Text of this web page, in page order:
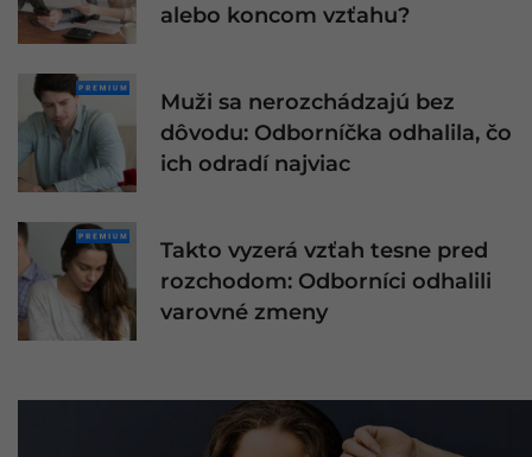
alebo koncom vzťahu?
Muži sa nerozchádzajú bez
dôvodu: Odborníčka odhalila, čo
ich odradí najviac
Takto vyzerá vzťah tesne pred
rozchodom: Odborníci odhalili
varovné zmeny